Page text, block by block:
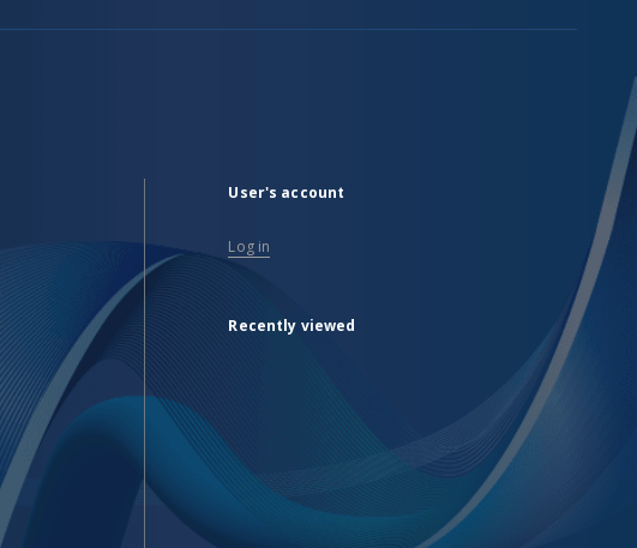
User's account
Log in
Recently viewed